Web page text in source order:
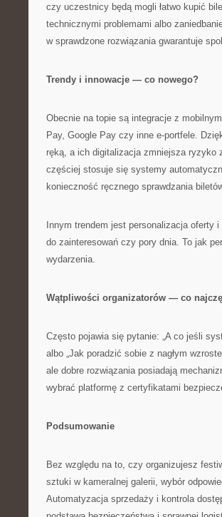
czy uczestnicy będą mogli łatwo kupić
technicznymi problemami albo
w sprawdzone rozwiązania gwarantuje
Trendy i innowacje — co nowego?
Obecnie na topie są integracje z
Pay, Google Pay czy inne e-portfele.
ręką, a ich digitalizacja zmniejsza ryzyko
częściej stosuje się systemy
konieczność ręcznego sprawdzania
Innym trendem jest personalizacja
do zainteresowań czy pory dnia. To jak
wydarzenia.
Wątpliwości organizatorów — co
Często pojawia się pytanie: „A co jeśli
albo „Jak poradzić sobie z nagłym
ale dobre rozwiązania posiadają
wybrać platformę z certyfikatami
Podsumowanie
Bez względu na to, czy organizujesz
sztuki w kameralnej galerii, wybór
Automatyzacja sprzedaży i kontrola